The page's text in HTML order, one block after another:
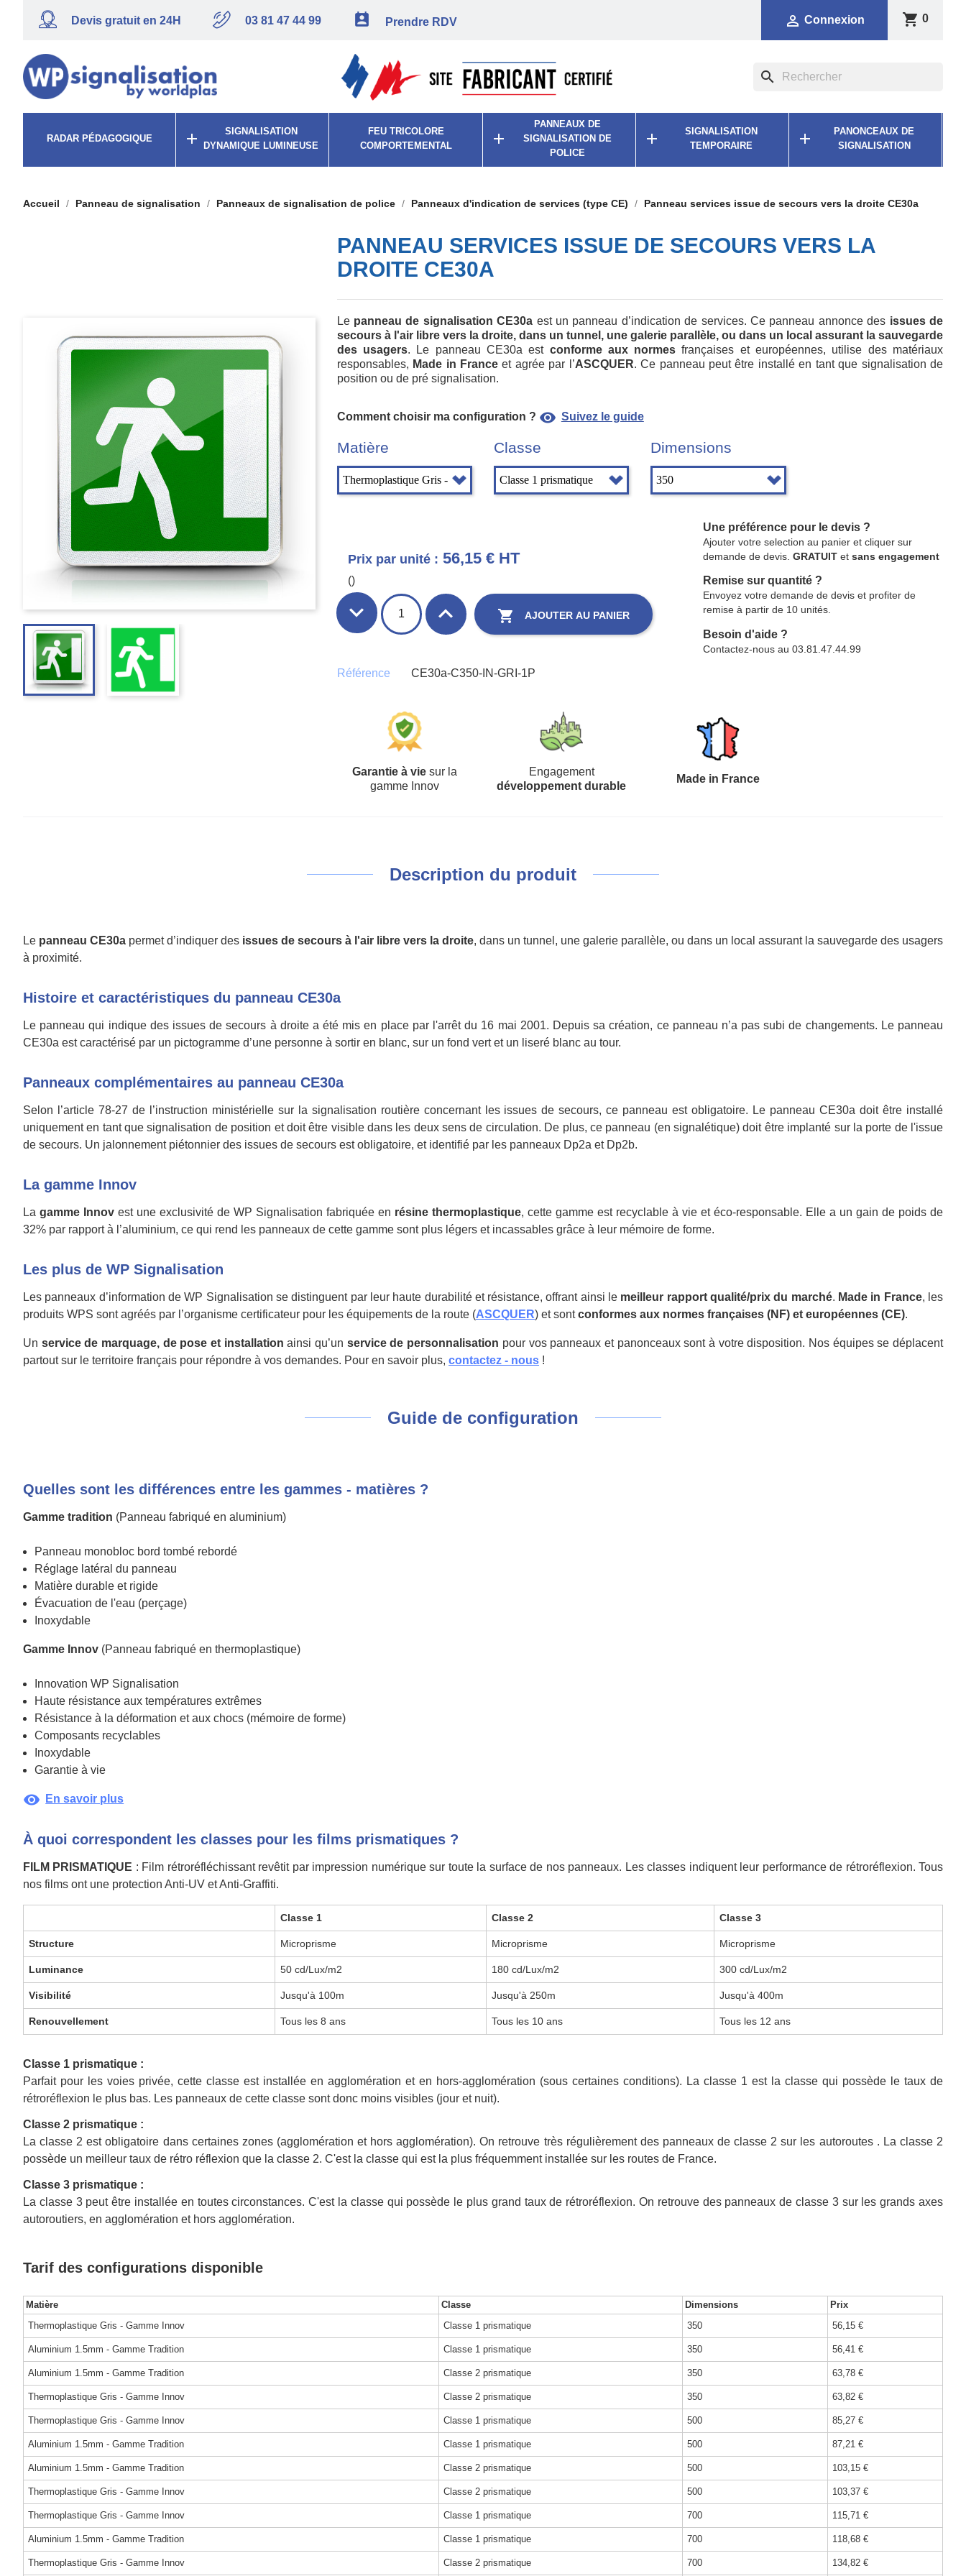
Devis gratuit en 24H 03 81 47 44 99  Prendre RDV  Connexion shopping_cart 0
search
RADAR PÉDAGOGIQUE 
SIGNALISATION
DYNAMIQUE LUMINEUSE
FEU TRICOLORE
COMPORTEMENTAL

PANNEAUX DE
SIGNALISATION DE
POLICE

SIGNALISATION
TEMPORAIRE

PANONCEAUX DE
SIGNALISATION
Accueil Panneau de signalisation Panneaux de signalisation de police Panneaux d'indication de services (type CE) Panneau services issue de secours vers la droite CE30a
PANNEAU SERVICES ISSUE DE SECOURS VERS LA
DROITE CE30A
Le panneau de signalisation CE30a est un panneau d’indication de services. Ce panneau annonce des issues de
secours à l'air libre vers la droite, dans un tunnel, une galerie parallèle, ou dans un local assurant la sauvegarde
des usagers. Le panneau CE30a est conforme aux normes françaises et européennes, utilise des matériaux
responsables, Made in Franceet agrée par l’ASCQUER. Ce panneau peut être installé en tant que signalisation de
position ou de pré signalisation.
Comment choisir ma configuration ? visibility Suivez le guide
Matière Classe Dimensions
Prix par unité : 56,15 € HT
()
 AJOUTER AU PANIER
Une préférence pour le devis ?
Ajouter votre selection au panier et cliquer sur
demande de devis.GRATUIT etsans engagement
Remise sur quantité ?
Envoyez votre demande de devis et profiter de
remise à partir de 10 unités.
Besoin d'aide ?
Contactez-nous au 03.81.47.44.99
Référence CE30a-C350-IN-GRI-1P
Garantie à viesur la
gamme Innov
Engagement
développement durable
Made in France
Description du produit
Le panneau CE30a permet d’indiquer des issues de secours à l'air libre vers la droite, dans un tunnel, une galerie parallèle, ou dans un local assurant la sauvegarde des usagers
à proximité.
Histoire et caractéristiques du panneau CE30a
Le panneau qui indique des issues de secours à droite a été mis en place par l'arrêt du 16 mai 2001. Depuis sa création, ce panneau n’a pas subi de changements. Le panneau
CE30a est caractérisé par un pictogramme d’une personne à sortir en blanc, sur un fond vert et un liseré blanc au tour.
Panneaux complémentaires au panneau CE30a
Selon l’article 78-27 de l’instruction ministérielle sur la signalisation routière concernant les issues de secours, ce panneau est obligatoire. Le panneau CE30a doit être installé
uniquement en tant que signalisation de position et doit être visible dans les deux sens de circulation. De plus, ce panneau (en signalétique) doit être implanté sur la porte de l'issue
de secours. Un jalonnement piétonnier des issues de secours est obligatoire, et identifié par les panneaux Dp2a et Dp2b.
La gamme Innov
La gamme Innov est une exclusivité de WP Signalisation fabriquée en résine thermoplastique, cette gamme est recyclable à vie et éco-responsable. Elle a un gain de poids de
32% par rapport à l’aluminium, ce qui rend les panneaux de cette gamme sont plus légers et incassables grâce à leur mémoire de forme.
Les plus de WP Signalisation
Les panneaux d’information de WP Signalisation se distinguent par leur haute durabilité et résistance, offrant ainsi le meilleur rapport qualité/prix du marché. Made in France, les
produits WPS sont agréés par l’organisme certificateur pour les équipements de la route (ASCQUER) et sontconformes aux normes françaises (NF) et européennes (CE).
Un service de marquage, de pose et installation ainsi qu’un service de personnalisation pour vos panneaux et panonceaux sont à votre disposition. Nos équipes se déplacent
partout sur le territoire français pour répondre à vos demandes. Pour en savoir plus, contactez - nous !
Guide de configuration
Quelles sont les différences entre les gammes - matières ?
Gamme tradition (Panneau fabriqué en aluminium)
Panneau monobloc bord tombé rebordé
Réglage latéral du panneau
Matière durable et rigide
Évacuation de l'eau (perçage)
Inoxydable
Gamme Innov (Panneau fabriqué en thermoplastique)
Innovation WP Signalisation
Haute résistance aux températures extrêmes
Résistance à la déformation et aux chocs (mémoire de forme)
Composants recyclables
Inoxydable
Garantie à vie
visibility En savoir plus
À quoi correspondent les classes pour les films prismatiques ?
FILM PRISMATIQUE : Film rétroréfléchissant revêtit par impression numérique sur toute la surface de nos panneaux. Les classes indiquent leur performance de rétroréflexion. Tous
nos films ont une protection Anti-UV et Anti-Graffiti.
Classe 1 Classe 2 Classe 3
Structure Microprisme Microprisme Microprisme
Luminance 50 cd/Lux/m2 180 cd/Lux/m2 300 cd/Lux/m2
Visibilité Jusqu'à 100m Jusqu'à 250m Jusqu'à 400m
Renouvellement Tous les 8 ans Tous les 10 ans Tous les 12 ans
Classe 1 prismatique :
Parfait pour les voies privée, cette classe est installée en agglomération et en hors-agglomération (sous certaines conditions). La classe 1 est la classe qui possède le taux de
rétroréflexion le plus bas. Les panneaux de cette classe sont donc moins visibles (jour et nuit).
Classe 2 prismatique :
La classe 2 est obligatoire dans certaines zones (agglomération et hors agglomération). On retrouve très régulièrement des panneaux de classe 2 sur les autoroutes . La classe 2
possède un meilleur taux de rétro réflexion que la classe 2. C'est la classe qui est la plus fréquemment installée sur les routes de France.
Classe 3 prismatique :
La classe 3 peut être installée en toutes circonstances. C'est la classe qui possède le plus grand taux de rétroréflexion. On retrouve des panneaux de classe 3 sur les grands axes
autoroutiers, en agglomération et hors agglomération.
Tarif des configurations disponible
Matière Classe Dimensions
Prix
Thermoplastique Gris - Gamme Innov
Classe 1 prismatique 350 56,15 €
Aluminium 1.5mm - Gamme Tradition Classe 1 prismatique 350 56,41 €
Aluminium 1.5mm - Gamme Tradition Classe 2 prismatique 350 63,78 €
Thermoplastique Gris - Gamme Innov Classe 2 prismatique 350 63,82 €
Thermoplastique Gris - Gamme Innov Classe 1 prismatique 500 85,27 €
Aluminium 1.5mm - Gamme Tradition Classe 1 prismatique 500 87,21 €
Aluminium 1.5mm - Gamme Tradition Classe 2 prismatique 500 103,15 €
Thermoplastique Gris - Gamme Innov Classe 2 prismatique 500 103,37 €
Thermoplastique Gris - Gamme Innov Classe 1 prismatique 700 115,71 €
Aluminium 1.5mm - Gamme Tradition Classe 1 prismatique 700 118,68 €
Thermoplastique Gris - Gamme Innov Classe 2 prismatique 700 134,82 €